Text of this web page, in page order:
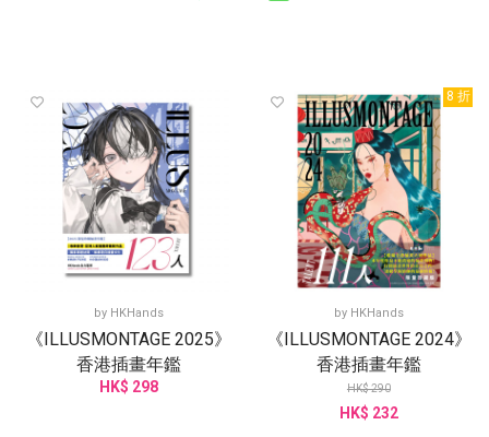
by HKHands
《ILLUSMONTAGE 2025》
香港插畫年鑑
HK$ 298
8 折
by HKHands
《ILLUSMONTAGE 2024》
香港插畫年鑑
HK$ 290
HK$ 232